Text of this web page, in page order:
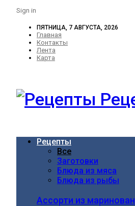
Sign in
ПЯТНИЦА, 7 АВГУСТА, 2026
Главная
Контакты
Лента
Карта
Рецепты
Все
Заготовки
Блюда из мяса
Блюда из рыбы
Ассорти из